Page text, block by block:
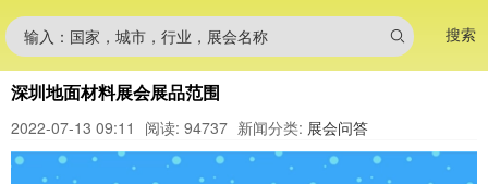
输入：国家，城市，行业，展会名称 搜索
深圳地面材料展会展品范围
2022-07-13 09:11
阅读: 94737 新闻分类: 展会问答